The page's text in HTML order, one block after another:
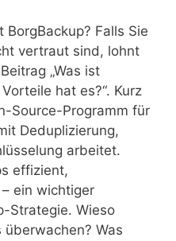
BorgBackup? Falls Sie
vertraut sind, lohnt
„Was ist
hat es?“. Kurz
Source-Programm für
Deduplizierung,
arbeitet.
effizient,
ein wichtiger
Strategie. Wieso
überwachen? Was